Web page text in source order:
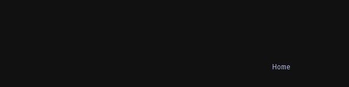
Home